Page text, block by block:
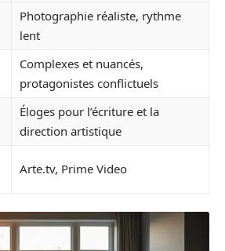
Photographie réaliste, rythme
lent
Complexes et nuancés,
protagonistes conflictuels
Éloges pour l’écriture et la
direction artistique
Arte.tv, Prime Video